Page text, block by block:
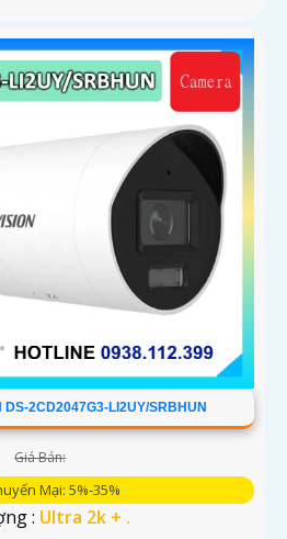
DS-2CD2047G3-LI2UY/SRBHUN
Giá Bán:
Mại: 5%-35%
: Ultra 2k + .